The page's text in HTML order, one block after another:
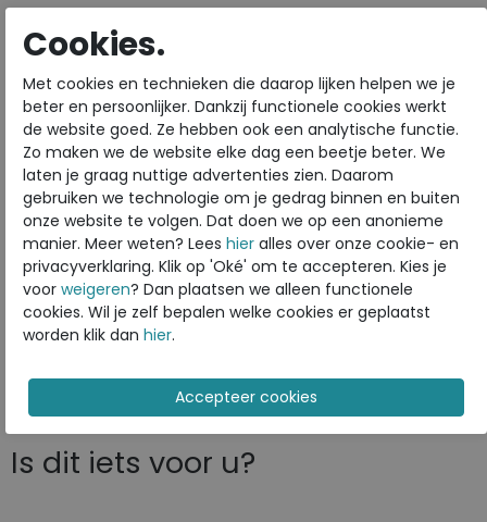
ECCO
Toon alles van ECCO
Naar allesneakers / veterschoenen
Bestelcode
Kleur
Marine
Materiaal
Leer
Uitneembaar voetbed
ja
Is dit iets voor u?
Cookies.
Met cookies en technieken die daarop lijken helpen we je
beter en persoonlijker. Dankzij functionele cookies werkt
de website goed. Ze hebben ook een analytische functie.
Zo maken we de website elke dag een beetje beter. We
laten je graag nuttige advertenties zien. Daarom
gebruiken we technologie om je gedrag binnen en buiten
onze website te volgen. Dat doen we op een anonieme
manier. Meer weten? Lees hier alles over onze cookie- en
privacyverklaring. Klik op 'Oké' om te accepteren. Kies je
voor weigeren? Dan plaatsen we alleen functionele
cookies. Wil je zelf bepalen welke cookies er geplaatst
worden klik dan hier.